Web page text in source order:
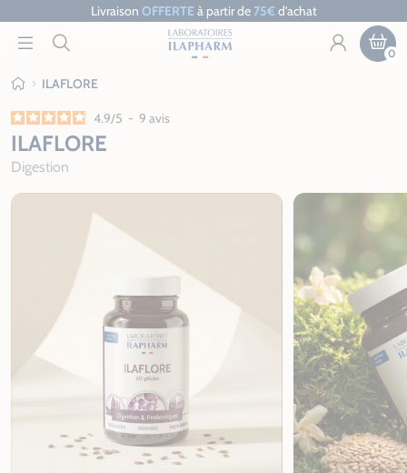
Livraison OFFERTEà partir de 75€d’achat
0
IlapharmILAFLORE
Digestion
ILAFLORE
4.9/5 - 9 avis